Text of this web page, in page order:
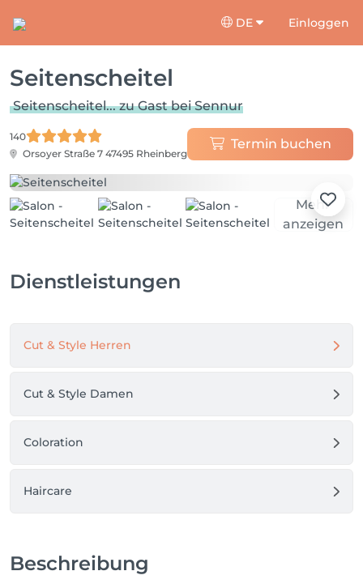
DE Einloggen
Seitenscheitel
Seitenscheitel... zu Gast bei Sennur
140
Orsoyer Straße 7 47495 Rheinberg
Termin buchen
Mehr
anzeigen
Dienstleistungen
Cut & Style Herren
Cut & Style Damen
Coloration
Haircare
Beschreibung